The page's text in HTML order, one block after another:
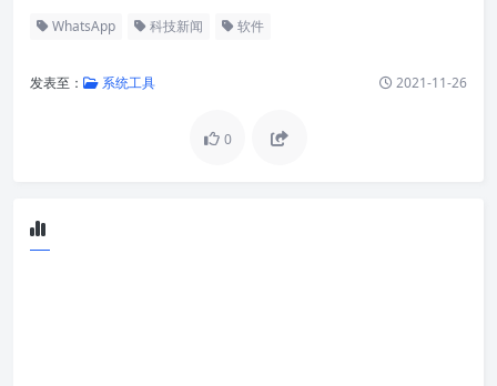
WhatsApp 科技新闻 软件
发表至： 系统工具 2021-11-26
0